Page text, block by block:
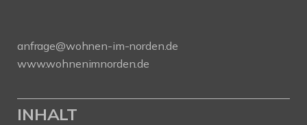
anfrage@wohnen-im-norden.de
www.wohnenimnorden.de
INHALT